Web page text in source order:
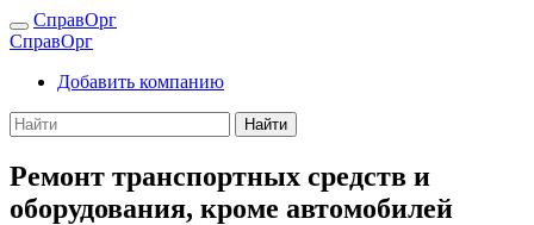
СправОрг
СправОрг
Добавить компанию
Найти
Ремонт транспортных средств и
оборудования, кроме автомобилей